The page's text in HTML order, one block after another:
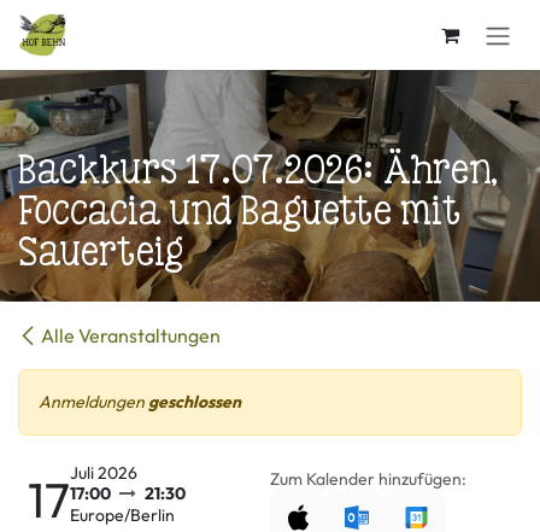
Zum Inhalt springen
Backkurs 17.07.2026: Ähren,
Foccacia und Baguette mit
Sauerteig
Alle Veranstaltungen
Anmeldungen geschlossen
17Juli 2026
17:00
21:30
Europe/Berlin
Zum Kalender hinzufügen: